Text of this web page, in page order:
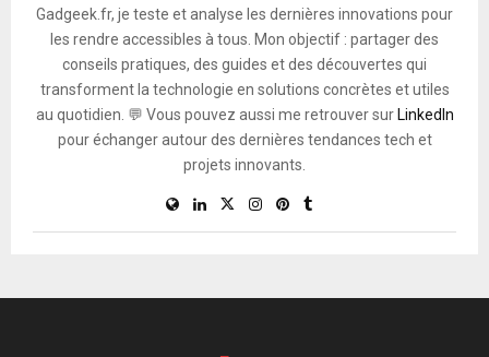
Gadgeek.fr, je teste et analyse les dernières innovations pour
les rendre accessibles à tous. Mon objectif : partager des
conseils pratiques, des guides et des découvertes qui
transforment la technologie en solutions concrètes et utiles
au quotidien. 💬 Vous pouvez aussi me retrouver sur LinkedIn
pour échanger autour des dernières tendances tech et
projets innovants.